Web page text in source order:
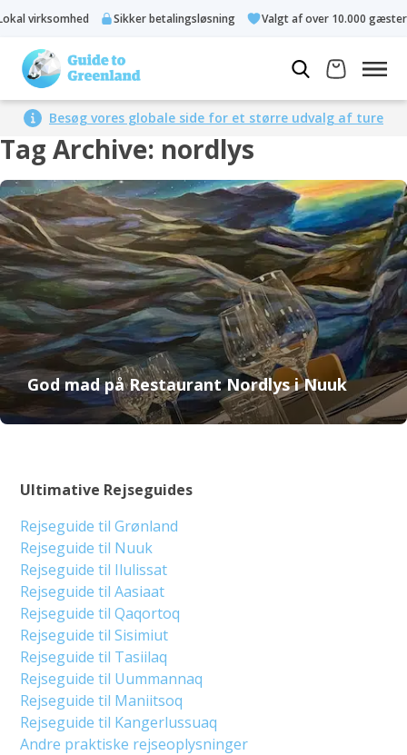
virksomhed Sikker betalingsløsning Valgt af over 10.000 gæster
Besøg vores globale side for et større udvalg af ture
Tag Archive: nordlys
God mad på Restaurant Nordlys i Nuuk
Ultimative Rejseguides
Rejseguide til Grønland
Rejseguide til Nuuk
Rejseguide til Ilulissat
Rejseguide til Aasiaat
Rejseguide til Qaqortoq
Rejseguide til Sisimiut
Rejseguide til Tasiilaq
Rejseguide til Uummannaq
Rejseguide til Maniitsoq
Rejseguide til Kangerlussuaq
Andre praktiske rejseoplysninger